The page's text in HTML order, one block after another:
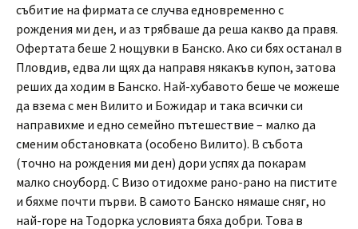
събитие на фирмата се случва едновременно с
рождения ми ден, и аз трябваше да реша какво да правя.
Офертата беше 2 нощувки в Банско. Ако си бях останал в
Пловдив, едва ли щях да направя някакъв купон, затова
реших да ходим в Банско. Най-хубавото беше че можеше
да взема с мен Вилито и Божидар и така всички си
направихме и едно семейно пътешествие – малко да
сменим обстановката (особено Вилито). В събота
(точно на рождения ми ден) дори успях да покарам
малко сноуборд. С Визо отидохме рано-рано на пистите
и бяхме почти първи. В самото Банско нямаше сняг, но
най-горе на Тодорка условията бяха добри. Това в